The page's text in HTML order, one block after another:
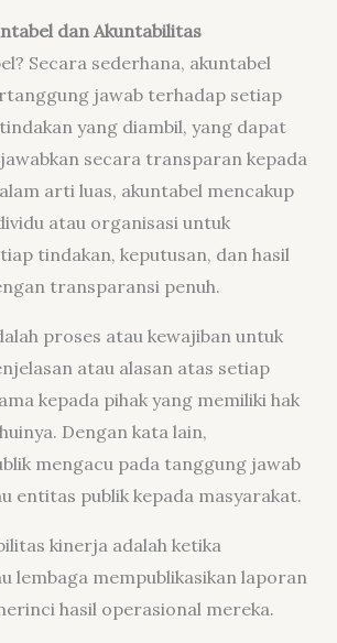
dan Akuntabilitas
Secara sederhana, akuntabel
jawab terhadap setiap
yang diambil, yang dapat
secara transparan kepada
arti luas, akuntabel mencakup
atau organisasi untuk
tindakan, keputusan, dan hasil
transparansi penuh.
proses atau kewajiban untuk
atau alasan atas setiap
kepada pihak yang memiliki hak
Dengan kata lain,
mengacu pada tanggung jawab
entitas publik kepada masyarakat.
kinerja adalah ketika
lembaga mempublikasikan laporan
hasil operasional mereka.